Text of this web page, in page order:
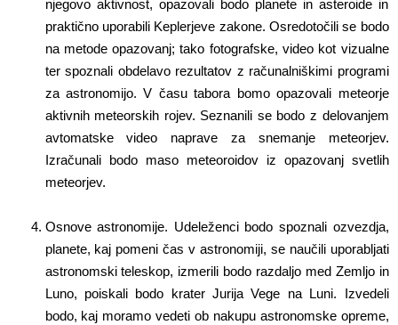
njegovo aktivnost, opazovali bodo planete in asteroide in
praktično uporabili Keplerjeve zakone. Osredotočili se bodo
na metode opazovanj; tako fotografske, video kot vizualne
ter spoznali obdelavo rezultatov z računalniškimi programi
za astronomijo. V času tabora bomo opazovali meteorje
aktivnih meteorskih rojev. Seznanili se bodo z delovanjem
avtomatske video naprave za snemanje meteorjev.
Izračunali bodo maso meteoroidov iz opazovanj svetlih
meteorjev.
Osnove astronomije. Udeleženci bodo spoznali ozvezdja,
planete, kaj pomeni čas v astronomiji, se naučili uporabljati
astronomski teleskop, izmerili bodo razdaljo med Zemljo in
Luno, poiskali bodo krater Jurija Vege na Luni. Izvedeli
bodo, kaj moramo vedeti ob nakupu astronomske opreme,